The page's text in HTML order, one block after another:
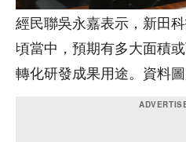
經民聯吳永嘉表示，新田
頃當中，預期有多大面積
轉化研發成果用途。資料